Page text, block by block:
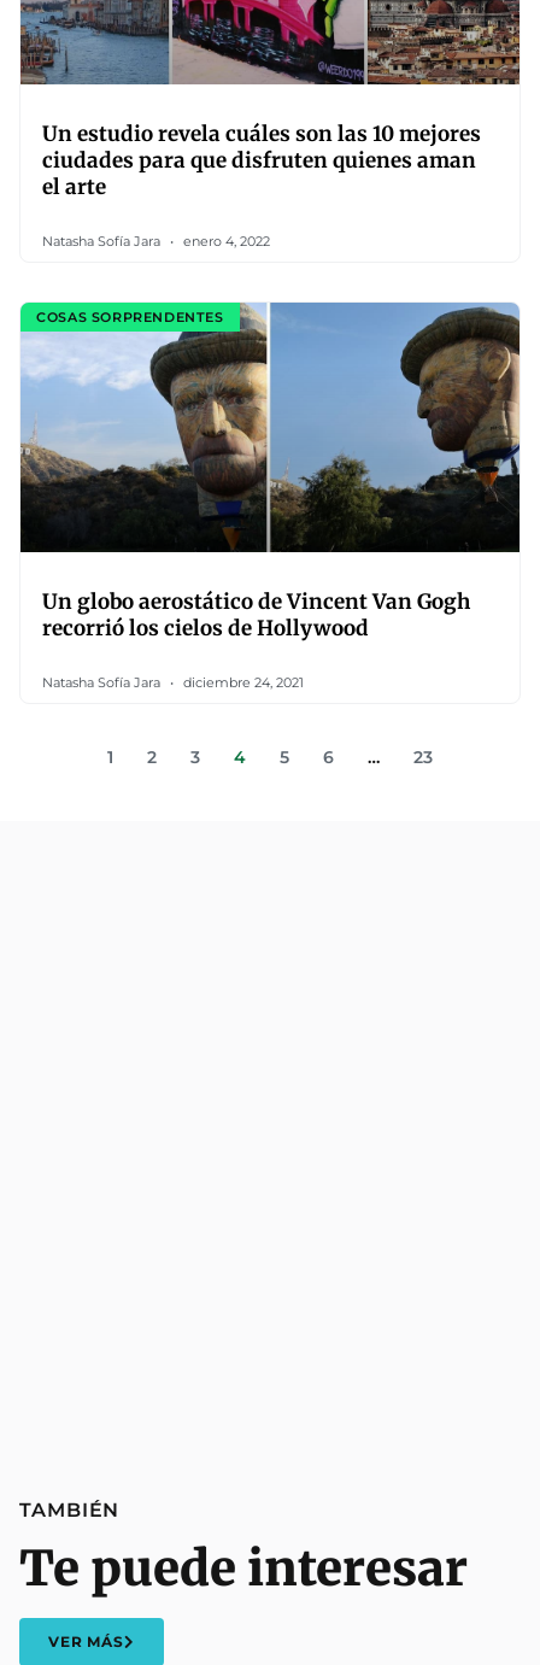
Un estudio revela cuáles son las 10 mejores
ciudades para que disfruten quienes aman
el arte
Natasha Sofía Jara enero 4, 2022
COSAS SORPRENDENTES
Un globo aerostático de Vincent Van Gogh
recorrió los cielos de Hollywood
Natasha Sofía Jara diciembre 24, 2021
1 2 3 4 5 6 … 23
TAMBIÉN
Te puede interesar
VER MÁS